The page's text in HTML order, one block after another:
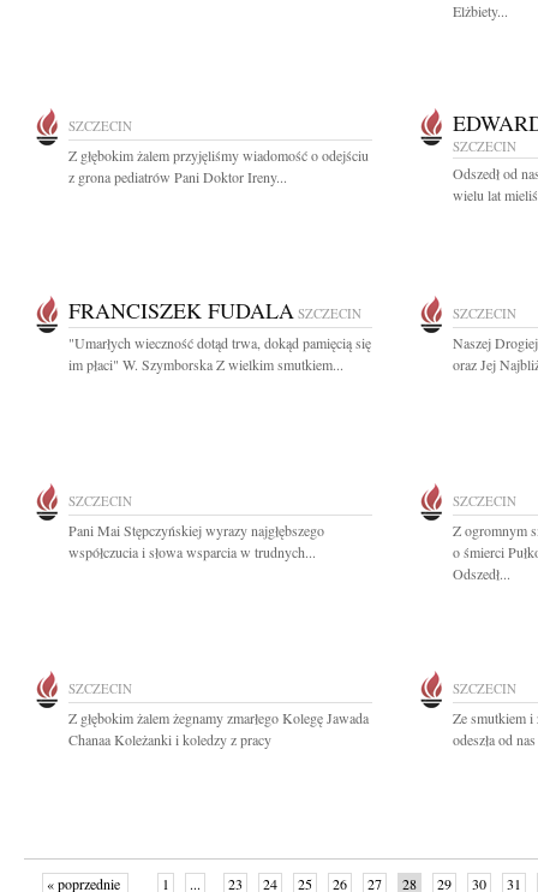
Elżbiety...
SZCZECIN
Z głębokim żalem przyjęliśmy wiadomość o odejściu
z grona pediatrów Pani Doktor Ireny...
SZCZECIN
Odszedł od
wielu lat
FRANCISZEK FUDALA SZCZECIN
"Umarłych wieczność dotąd trwa, dokąd pamięcią się
im płaci" W. Szymborska Z wielkim smutkiem...
SZCZECIN
Naszej
oraz Jej
SZCZECIN
Pani Mai Stępczyńskiej wyrazy najgłębszego
współczucia i słowa wsparcia w trudnych...
SZCZECIN
Z ogromnym
o śmierci
Odszedł...
SZCZECIN
Z głębokim żalem żegnamy zmarłego Kolegę Jawada
Chanaa Koleżanki i koledzy z pracy
SZCZECIN
Ze smutkiem
odeszła od
« poprzednie 1 ... 23 24 25 26 27 28 29 30 31